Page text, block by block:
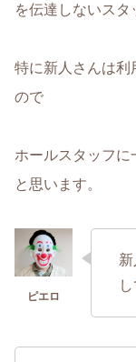
を伝達しないスタ
特に新人さんは利
ので
ホールスタッフに
と思います。